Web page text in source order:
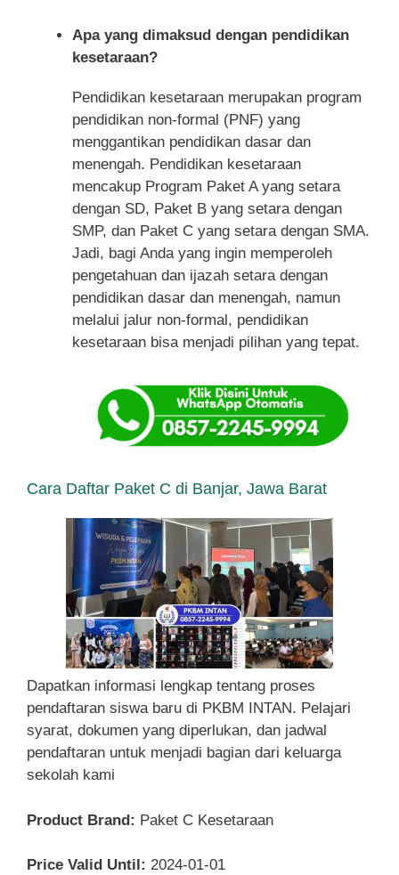
Apa yang dimaksud dengan pendidikan
kesetaraan?
Pendidikan kesetaraan merupakan program
pendidikan non-formal (PNF) yang
menggantikan pendidikan dasar dan
menengah. Pendidikan kesetaraan
mencakup Program Paket A yang setara
dengan SD, Paket B yang setara dengan
SMP, dan Paket C yang setara dengan SMA.
Jadi, bagi Anda yang ingin memperoleh
pengetahuan dan ijazah setara dengan
pendidikan dasar dan menengah, namun
melalui jalur non-formal, pendidikan
kesetaraan bisa menjadi pilihan yang tepat.
Cara Daftar Paket C di Banjar, Jawa Barat
Dapatkan informasi lengkap tentang proses
pendaftaran siswa baru di PKBM INTAN. Pelajari
syarat, dokumen yang diperlukan, dan jadwal
pendaftaran untuk menjadi bagian dari keluarga
sekolah kami
Product Brand: Paket C Kesetaraan
Price Valid Until: 2024-01-01